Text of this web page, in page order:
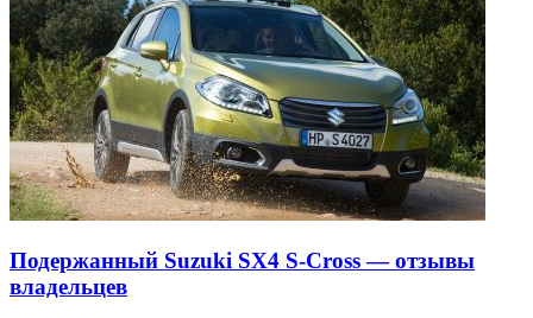
Подержанный Suzuki SX4 S-Cross — отзывы
владельцев